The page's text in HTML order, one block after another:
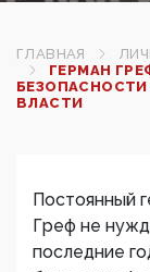
ГЛАВНАЯ
ГЕРМАН
ВЛАСТИ
Постоянный
Греф не
последние